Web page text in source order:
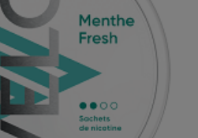
de la
substance qui
dépendance.